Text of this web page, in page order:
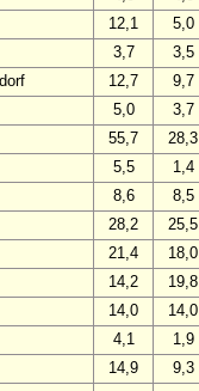
12,1
5,0
3,7
3,5
12,7
9,7
5,0
3,7
55,7
28,3
5,5
1,4
8,6
8,5
28,2
25,5
21,4
18,0
14,2
19,8
14,0
14,0
4,1
1,9
14,9
9,3